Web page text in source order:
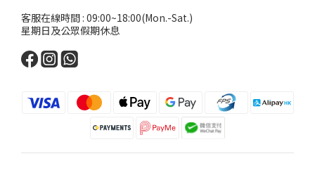
客服在線時間 : 09:00~18:00(Mon.-Sat.)
星期日及公眾假期休息